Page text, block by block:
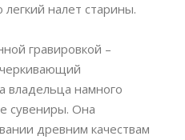
налет старины.
гравировкой –
владельца намного
сувениры. Она
древним качествам